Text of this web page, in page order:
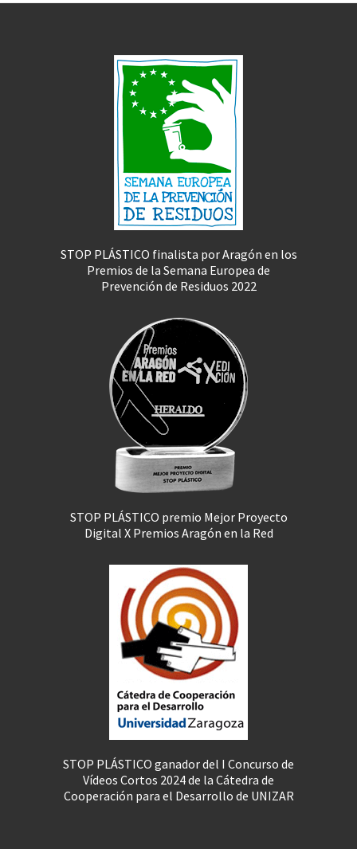
STOP PLÁSTICO finalista por Aragón en los
Premios de la Semana Europea de
Prevención de Residuos 2022
STOP PLÁSTICO premio Mejor Proyecto
Digital X Premios Aragón en la Red
STOP PLÁSTICO ganador del I Concurso de
Vídeos Cortos 2024 de la Cátedra de
Cooperación para el Desarrollo de UNIZAR